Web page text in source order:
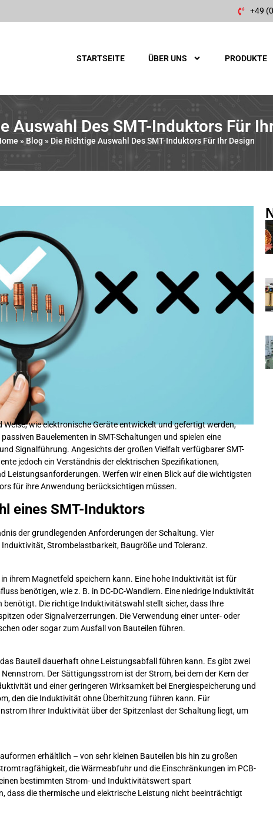
+49
STARTSEITE ÜBER UNS PRODUKTE
Auswahl Des SMT-Induktors Für
» Blog » Die Richtige Auswahl Des SMT-Induktors Für Ihr Design
wie elektronische Geräte entwickelt und gefertigt werden,
Bauelementen in SMT-Schaltungen und spielen eine
Signalführung. Angesichts der großen Vielfalt verfügbarer SMT-
jedoch ein Verständnis der elektrischen Spezifikationen,
Leistungsanforderungen. Werfen wir einen Blick auf die wichtigsten
für ihre Anwendung berücksichtigen müssen.
eines SMT-Induktors
der grundlegenden Anforderungen der Schaltung. Vier
Strombelastbarkeit, Baugröße und Toleranz.
ihrem Magnetfeld speichern kann. Eine hohe Induktivität ist für
benötigen, wie z. B. in DC-DC-Wandlern. Eine niedrige Induktivität
Die richtige Induktivitätswahl stellt sicher, dass Ihre
oder Signalverzerrungen. Die Verwendung einer unter- oder
oder sogar zum Ausfall von Bauteilen führen.
Bauteil dauerhaft ohne Leistungsabfall führen kann. Es gibt zwei
Der Sättigungsstrom ist der Strom, bei dem der Kern der
und einer geringeren Wirksamkeit bei Energiespeicherung und
den die Induktivität ohne Überhitzung führen kann. Für
Ihrer Induktivität über der Spitzenlast der Schaltung liegt, um
erhältlich – von sehr kleinen Bauteilen bis hin zu großen
die Wärmeabfuhr und die Einschränkungen im PCB-
bestimmten Strom- und Induktivitätswert spart
dass die thermische und elektrische Leistung nicht beeinträchtigt